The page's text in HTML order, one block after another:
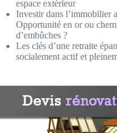
espace extérieur
Investir dans l’immobilier
Opportunité en or ou
d’embûches ?
Les clés d’une retraite
socialement actif et